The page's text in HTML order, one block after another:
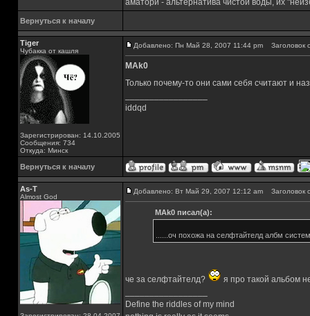
аматори - альтернатива чистой воды, их
Вернуться к началу
Tiger
Чубакка от кашля
Зарегистрирован: 14.10.2005
Сообщения: 734
Откуда: Минск
Добавлено: Пн Май 28, 2007 11:44 pm Заголовок
MAk0
Только почему-то они сами себя считают и
iddqd
Вернуться к началу
As-T
Almost God
Добавлено: Вт Май 29, 2007 12:12 am Заголовок
MAk0 писал(а):
......оч похожа на селфтайтелд албм
че за селфтайтелд?
я про такой альбом
Define the riddles of my mind